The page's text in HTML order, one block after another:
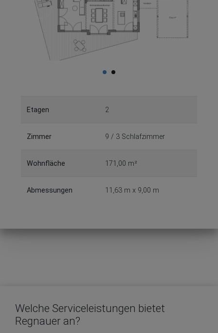
Etagen 2
Zimmer 9 / 3 Schlafzimmer
Wohnfläche 171,00 m²
Abmessungen 11,63 m x 9,00 m
Welche Serviceleistungen bietet
Regnauer an?